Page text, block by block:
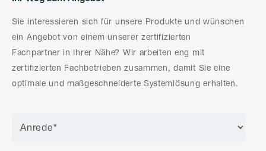
Sie interessieren sich für unsere Produkte und wünschen
ein Angebot von einem unserer zertifizierten
Fachpartner in Ihrer Nähe? Wir arbeiten eng mit
zertifizierten Fachbetrieben zusammen, damit Sie eine
optimale und maßgeschneiderte Systemlösung erhalten.